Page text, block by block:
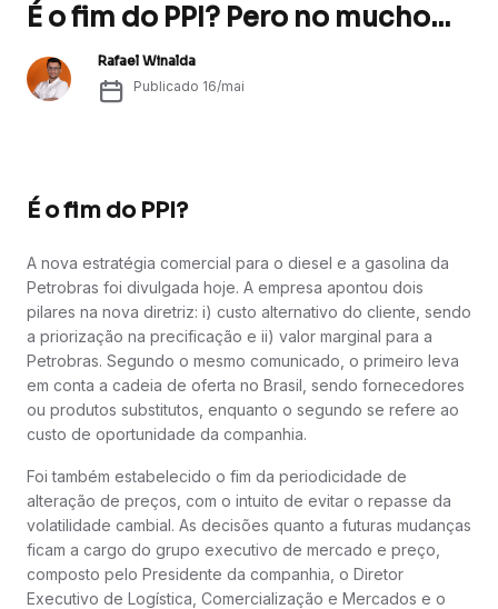
É o fim do PPI? Pero no mucho...
Rafael Winalda
Publicado 16/mai
É o fim do PPI?
A nova estratégia comercial para o diesel e a gasolina da
Petrobras foi divulgada hoje. A empresa apontou dois
pilares na nova diretriz: i) custo alternativo do cliente, sendo
a priorização na precificação e ii) valor marginal para a
Petrobras. Segundo o mesmo comunicado, o primeiro leva
em conta a cadeia de oferta no Brasil, sendo fornecedores
ou produtos substitutos, enquanto o segundo se refere ao
custo de oportunidade da companhia.
Foi também estabelecido o fim da periodicidade de
alteração de preços, com o intuito de evitar o repasse da
volatilidade cambial. As decisões quanto a futuras mudanças
ficam a cargo do grupo executivo de mercado e preço,
composto pelo Presidente da companhia, o Diretor
Executivo de Logística, Comercialização e Mercados e o